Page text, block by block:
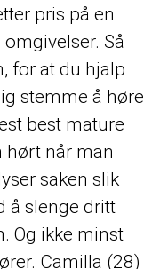
pris på en
Så
for at du hjalp
stemme å høre
best mature
hørt når man
saken slik
å slenge dritt
Og ikke minst
Camilla (28)